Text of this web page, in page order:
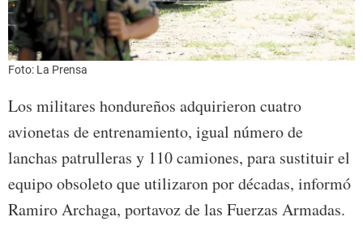
Foto: La Prensa
Los militares hondureños adquirieron cuatro
avionetas de entrenamiento, igual número de
lanchas patrulleras y 110 camiones, para sustituir el
equipo obsoleto que utilizaron por décadas, informó
Ramiro Archaga, portavoz de las Fuerzas Armadas.